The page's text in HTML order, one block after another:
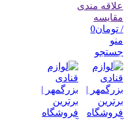
علاقه مندی
مقایسه
/ تومان0
منو
جستجو